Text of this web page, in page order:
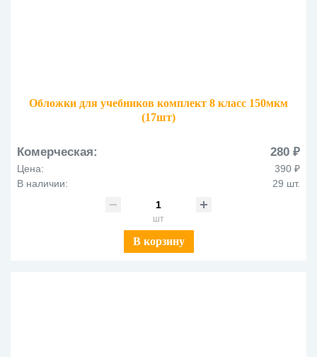
Обложки для учебников комплект 8 класс 150мкм
(17шт)
Комерческая: 280 ₽
Цена:
390 ₽
В наличии:
29 шт.
шт
В корзину